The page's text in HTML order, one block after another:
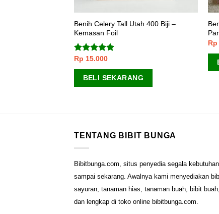
Benih Celery Tall Utah 400 Biji –
Kemasan Foil
Dinilai5.00
Rp 15.000
BELI SEKARANG
Rp
TENTANG BIBIT BUNGA
Bibitbunga.com, situs penyedia segala
sampai sekarang. Awalnya kami menyediakan
sayuran, tanaman hias, tanaman buah, bibit
dan lengkap di toko online bibitbunga.com.